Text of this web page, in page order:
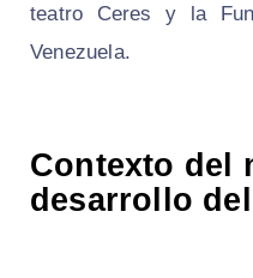
teatro Ceres y la
Venezuela.
Contexto del
desarrollo